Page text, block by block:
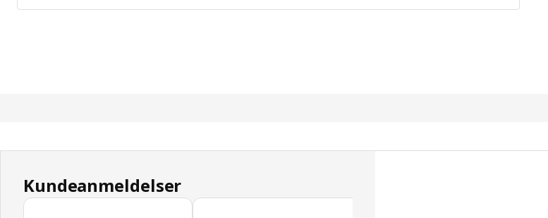
Kundeanmeldelser
Hopp over kundeanmeldelser